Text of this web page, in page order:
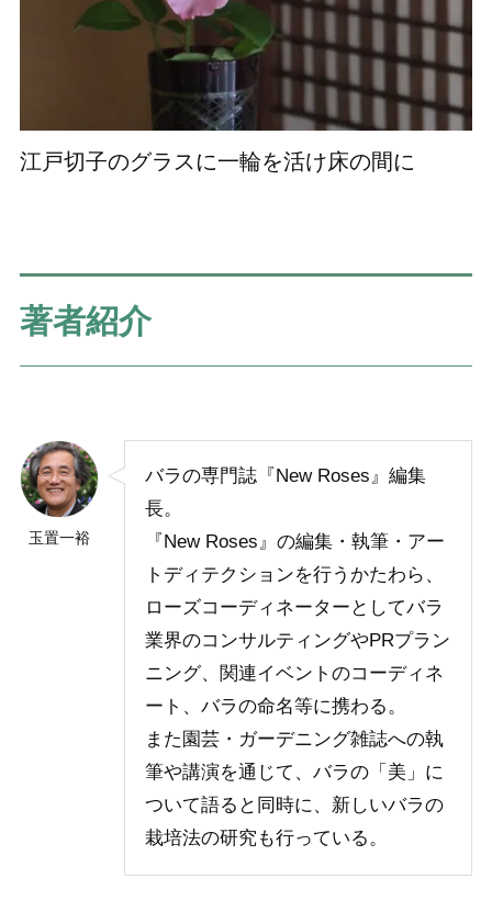
江戸切子のグラスに一輪を活け床の間に
著者紹介
玉置一裕
バラの専門誌『New Roses』編集
長。
『New Roses』の編集・執筆・アー
トディテクションを行うかたわら、
ローズコーディネーターとしてバラ
業界のコンサルティングやPRプラン
ニング、関連イベントのコーディネ
ート、バラの命名等に携わる。
また園芸・ガーデニング雑誌への執
筆や講演を通じて、バラの「美」に
ついて語ると同時に、新しいバラの
栽培法の研究も行っている。